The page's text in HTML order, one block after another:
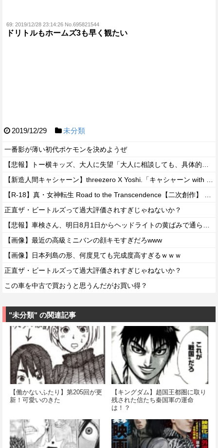
69: 2019/12/28 23:14:26 No.695821544
ドリトルもホームズ3も早く観たい
2019/12/29 未分類
一番影が薄い初代ポケモンを決めようぜ
正直ザ・ビートルズって過大評価されすぎじゃねないか？
【画像】最近の高級ミニバンの顔キモすぎだろwww
【画像】日本列島の形、何度見ても完成度高すぎるｗｗｗ
正直ザ・ビートルズって過大評価されすぎじゃねないか？
この車を中古で買おうと思うんだがお買い得？
"未分類" の関連記事
【働かないふたり】第205回が更
新！可愛いのきた
【キングダム】趙国王都圏に取り
残された信たち秦国軍の運命
は！？